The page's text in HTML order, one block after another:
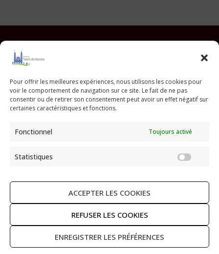
Pour offrir les meilleures expériences, nous utilisons les cookies pour
voir le comportement de navigation sur ce site. Le fait de ne pas
consentir ou de retirer son consentement peut avoir un effet négatif sur
certaines caractéristiques et fonctions.
Fonctionnel Toujours activé
Statistiques
ACCEPTER LES COOKIES
REFUSER LES COOKIES
ENREGISTRER LES PRÉFÉRENCES
Paroisse Saint Ambroise
33 avenue Parmentier - 75011 Paris
01 43 55 56 18
RECHERCHER
Copyright © 2026 Paroisse Saint Ambroise